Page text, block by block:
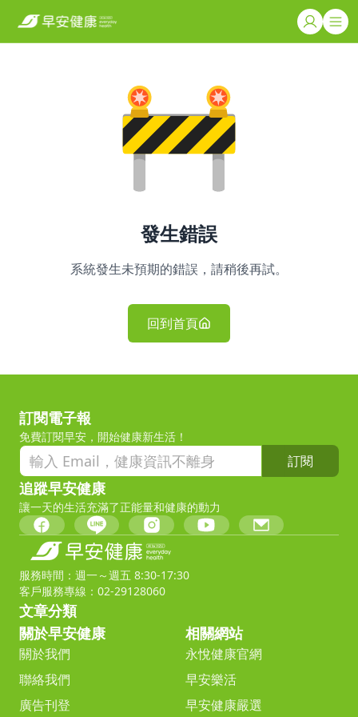
發生錯誤
系統發生未預期的錯誤，請稍後再試。
回到首頁
訂閱電子報
免費訂閱早安，開始健康新生活！
訂閱
追蹤早安健康
讓一天的生活充滿了正能量和健康的動力
服務時間：週一～週五 8:30-17:30
客戶服務專線：02-29128060
文章分類
關於早安健康
關於我們
聯絡我們
廣告刊登
相關網站
永悅健康官網
早安樂活
早安健康嚴選